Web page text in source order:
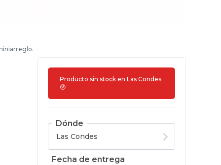
Producto sin stock en Las Condes
😞
Dónde
Fecha de entrega